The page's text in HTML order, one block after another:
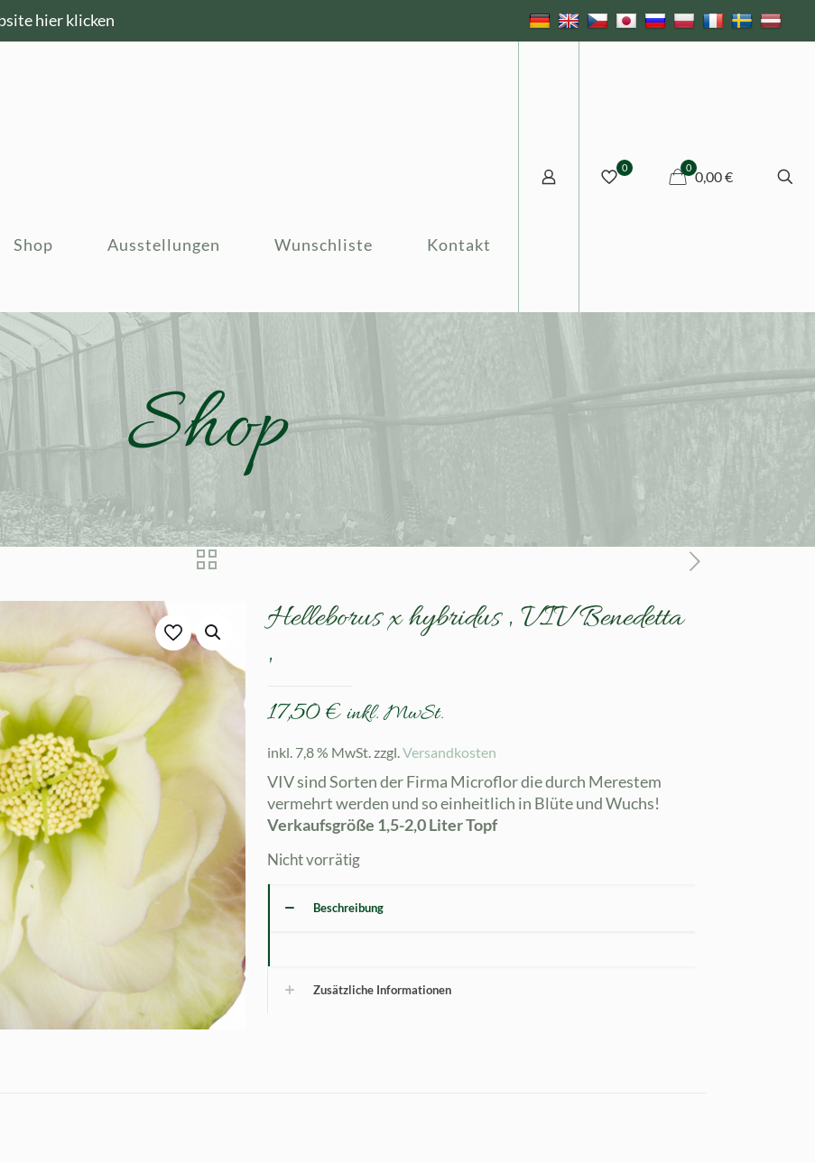
hier klicken
Shop Ausstellungen Wunschliste Kontakt
0 0
0,00 €
Shop
Helleborus x hybridus ‚ VIV Benedetta
‚
17,50€ inkl. MwSt.
inkl. 7,8 % MwSt.zzgl.Versandkosten
VIV sind Sorten der Firma Microflor die durch Merestem
vermehrt werden und so einheitlich in Blüte und Wuchs!
Verkaufsgröße 1,5-2,0 Liter Topf
Nicht vorrätig
Beschreibung
Zusätzliche Informationen